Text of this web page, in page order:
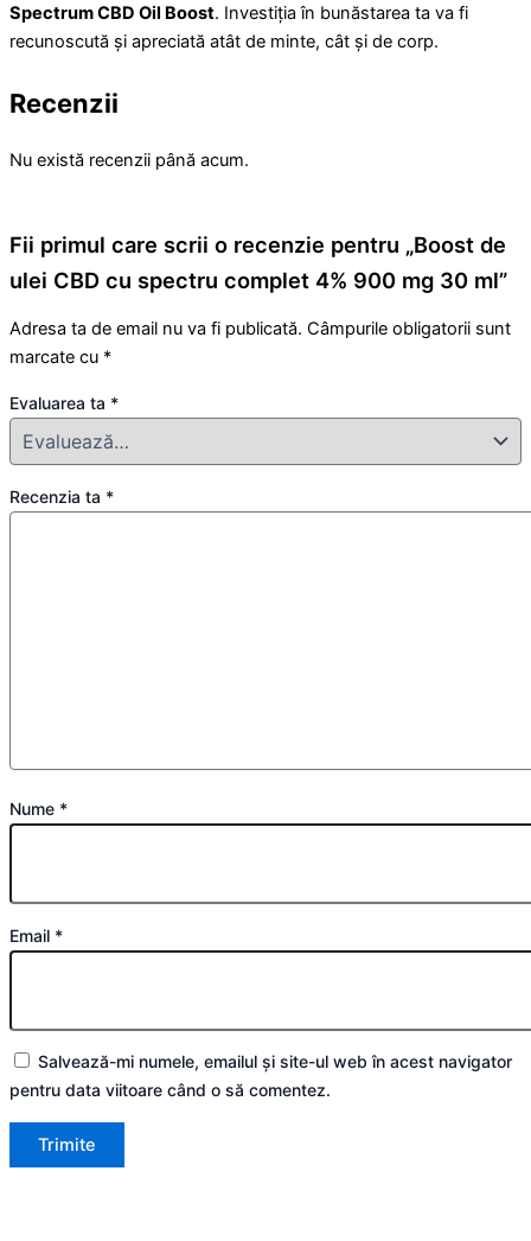
Spectrum CBD Oil Boost. Investiția în bunăstarea ta va fi
recunoscută și apreciată atât de minte, cât și de corp.
Recenzii
Nu există recenzii până acum.
Fii primul care scrii o recenzie pentru „Boost de
ulei CBD cu spectru complet 4% 900 mg 30 ml”
Adresa ta de email nu va fi publicată. Câmpurile obligatorii sunt
marcate cu *
Evaluarea ta *
Recenzia ta *
Nume *
Email *
Salvează-mi numele, emailul și site-ul web în acest navigator
pentru data viitoare când o să comentez.